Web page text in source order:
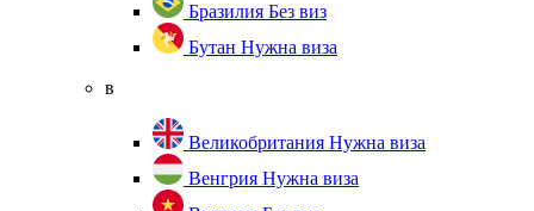
Бразилия Без виз
Бутан Нужна виза
в
Великобритания Нужна виза
Венгрия Нужна виза